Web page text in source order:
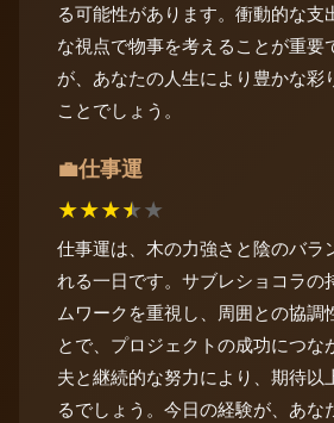
る可能性があります。衝動的な支
な視点で物事を考えることが重要
が、あなたの人生により豊かな彩
ことでしょう。
💼仕事運
★★★★★
仕事運は、木の力強さと陰のバラ
れる一日です。サブレショコラの
ムワークを重視し、周囲との協調
とで、プロジェクトの成功につな
夫と継続的な努力により、期待以
るでしょう。今日の経験が、あな